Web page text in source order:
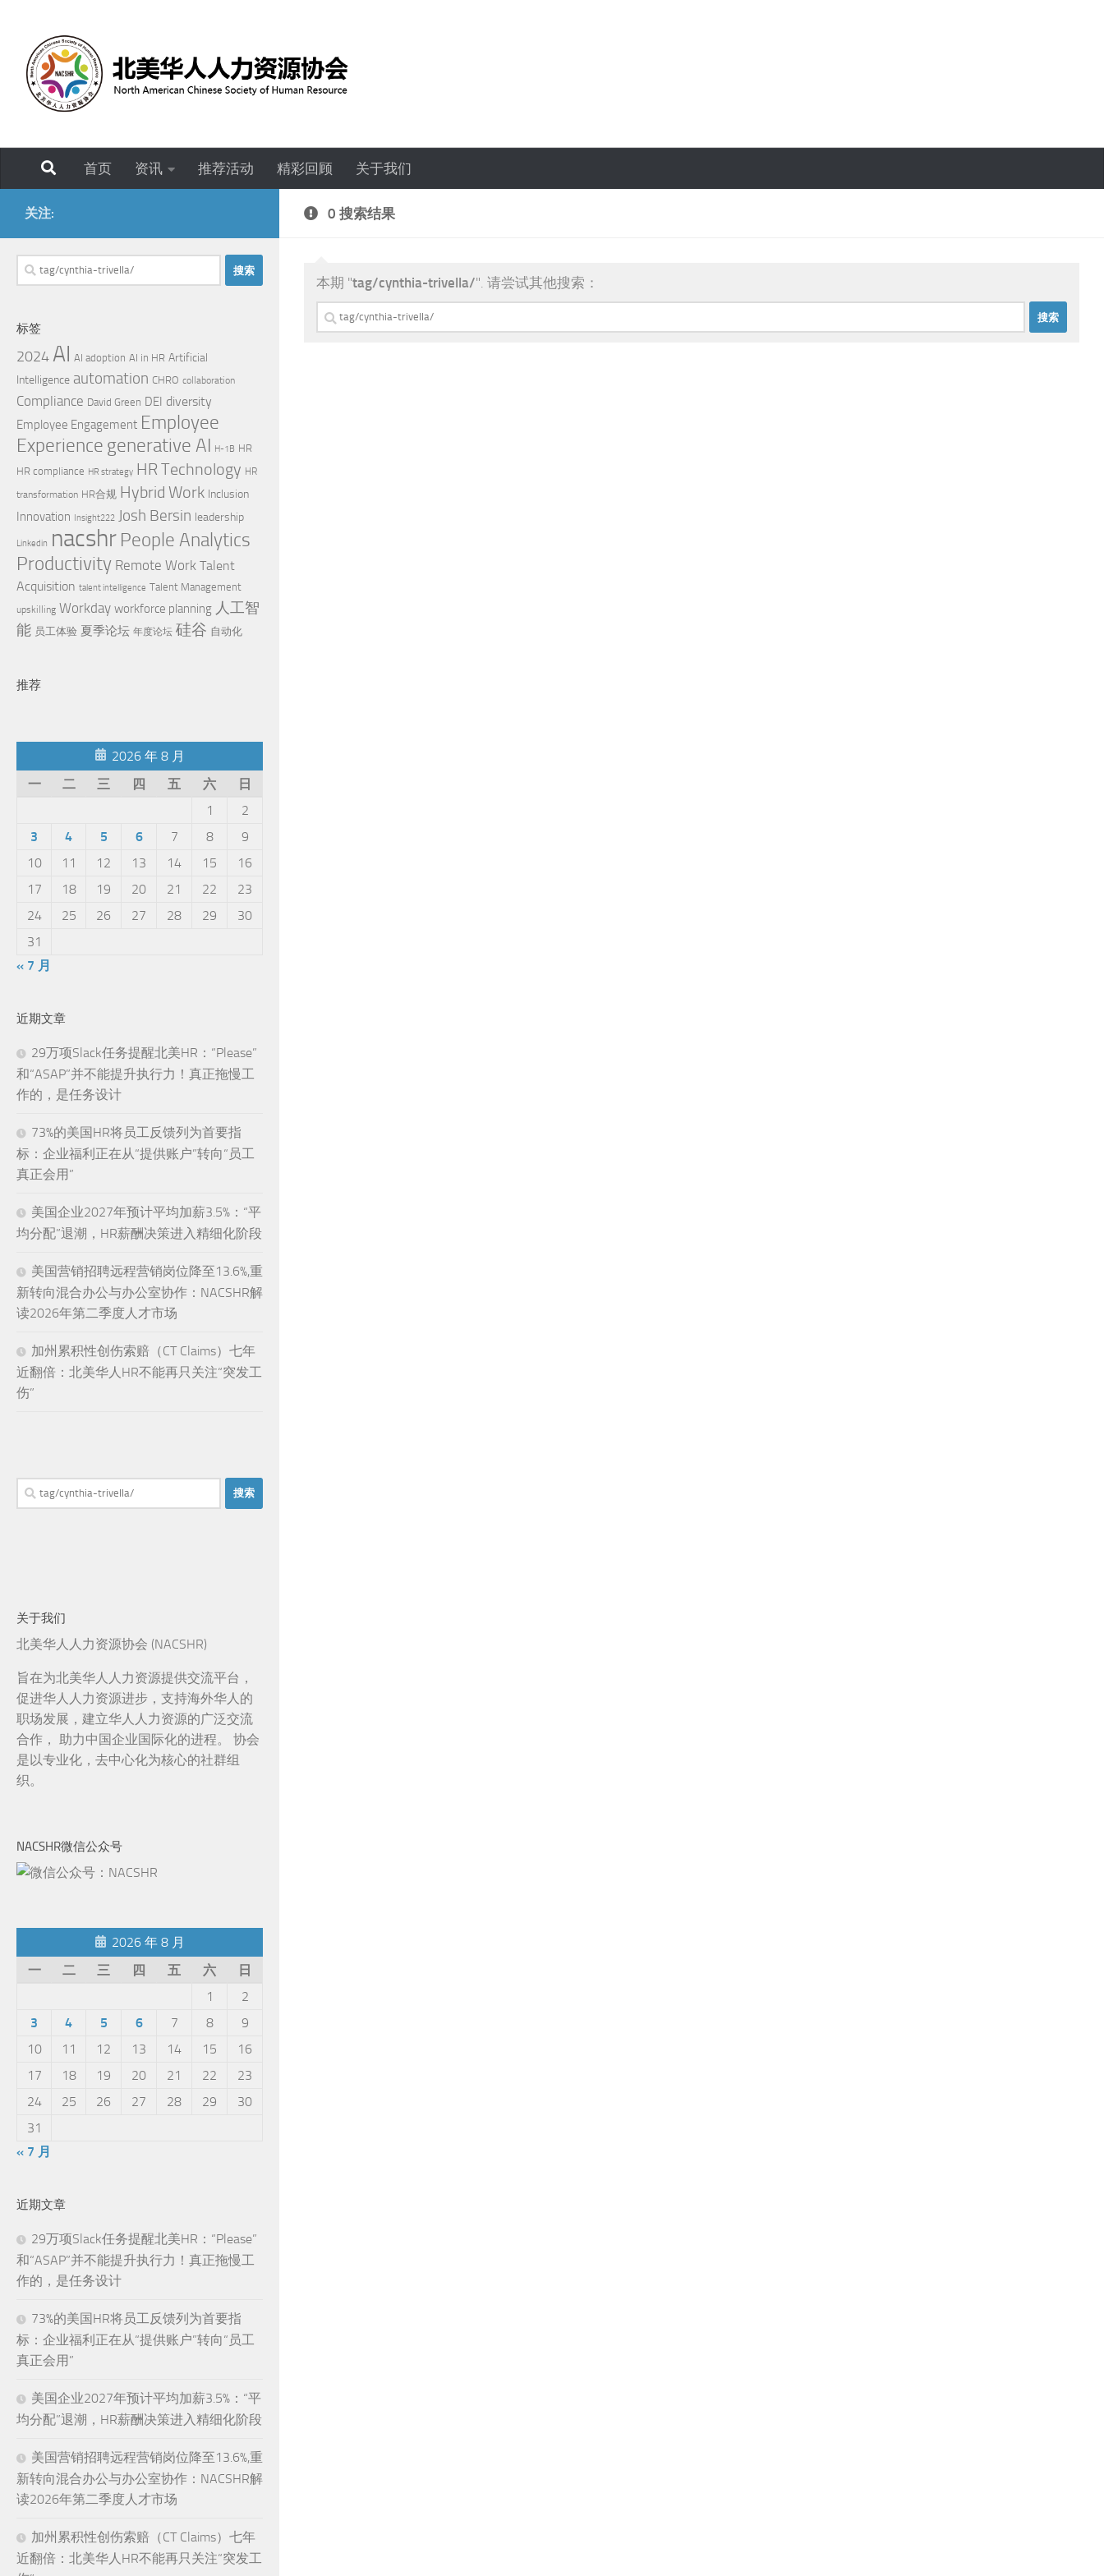
首页 资讯 推荐活动 精彩回顾 关于我们
0 搜索结果
本期 "tag/cynthia-trivella/". 请尝试其他搜索：
搜
索：
关注:
搜
索：
标签
2024 AI AI adoption AI in HR Artificial
Intelligence automation CHRO collaboration
Compliance David Green DEI diversity
Employee Engagement Employee
Experience generative AI H-1B HR
HR compliance HR strategy HR Technology HR
transformation HR合规 Hybrid Work Inclusion
Innovation Insight222 Josh Bersin leadership
Linkedin nacshr People Analytics
Productivity Remote Work Talent
Acquisition talent intelligence Talent Management
upskilling Workday workforce planning 人工智
能 员工体验 夏季论坛 年度论坛 硅谷 自动化
推荐
2026 年 8 月
一
二 三 四 五 六
日
1
2
3
4 5 6 7 8
9
10
11 12 13 14 15
16
17
18 19 20 21 22
23
24
25 26 27 28 29
30
31
« 7 月
近期文章
29万项Slack任务提醒北美HR：“Please”
和“ASAP”并不能提升执行力！真正拖慢工
作的，是任务设计
73%的美国HR将员工反馈列为首要指
标：企业福利正在从“提供账户”转向“员工
真正会用”
美国企业2027年预计平均加薪3.5%：“平
均分配”退潮，HR薪酬决策进入精细化阶段
美国营销招聘远程营销岗位降至13.6%,重
新转向混合办公与办公室协作：NACSHR解
读2026年第二季度人才市场
加州累积性创伤索赔（CT Claims）七年
近翻倍：北美华人HR不能再只关注“突发工
伤”
搜
索：
关于我们
北美华人人力资源协会 (NACSHR)
旨在为北美华人人力资源提供交流平台，
促进华人人力资源进步，支持海外华人的
职场发展，建立华人人力资源的广泛交流
合作， 助力中国企业国际化的进程。 协会
是以专业化，去中心化为核心的社群组
织。
NACSHR微信公众号
2026 年 8 月
一
二 三 四 五 六
日
1
2
3
4 5 6 7 8
9
10
11 12 13 14 15
16
17
18 19 20 21 22
23
24
25 26 27 28 29
30
31
« 7 月
近期文章
29万项Slack任务提醒北美HR：“Please”
和“ASAP”并不能提升执行力！真正拖慢工
作的，是任务设计
73%的美国HR将员工反馈列为首要指
标：企业福利正在从“提供账户”转向“员工
真正会用”
美国企业2027年预计平均加薪3.5%：“平
均分配”退潮，HR薪酬决策进入精细化阶段
美国营销招聘远程营销岗位降至13.6%,重
新转向混合办公与办公室协作：NACSHR解
读2026年第二季度人才市场
加州累积性创伤索赔（CT Claims）七年
近翻倍：北美华人HR不能再只关注“突发工